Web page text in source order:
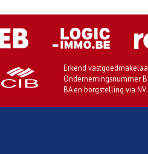
Erkend
Ondernemingsnummer
BA en borgstelling via